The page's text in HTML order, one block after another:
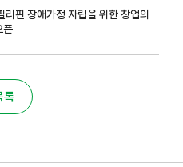
핀 장애가정 자립을 위한 창업의
픈
록